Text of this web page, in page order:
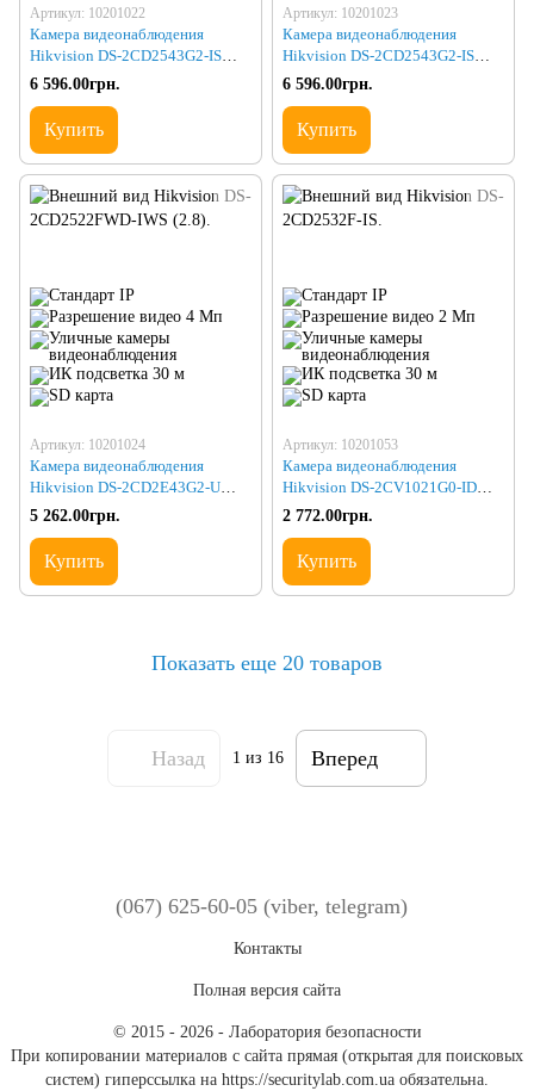
Артикул: 10201022
Камера видеонаблюдения
Hikvision DS-2CD2543G2-IS
(2.8)
6 596.00грн.
Купить
Артикул: 10201023
Камера видеонаблюдения
Hikvision DS-2CD2543G2-IS
(2.8) BLACK
6 596.00грн.
Купить
Артикул: 10201024
Камера видеонаблюдения
Hikvision DS-2CD2E43G2-U
(2.8)
5 262.00грн.
Купить
Артикул: 10201053
Камера видеонаблюдения
Hikvision DS-2CV1021G0-IDW1
(2.8)
2 772.00грн.
Купить
Показать еще 20 товаров
Назад 1 из 16 Вперед
(067) 625-60-05 (viber, telegram)
Контакты
Полная версия сайта
© 2015 - 2026 - Лаборатория безопасности
При копировании материалов с сайта прямая (открытая для поисковых
систем) гиперссылка на https://securitylab.com.ua обязательна.